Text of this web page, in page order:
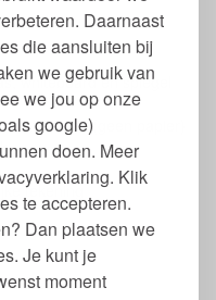
Daarnaast
die aansluiten bij
we gebruik van
we jou op onze
google)
doen. Meer
Klik
te accepteren.
Dan plaatsen we
Je kunt je
moment
whiteboard en spiegel
natte doek (geen papier)
tekening